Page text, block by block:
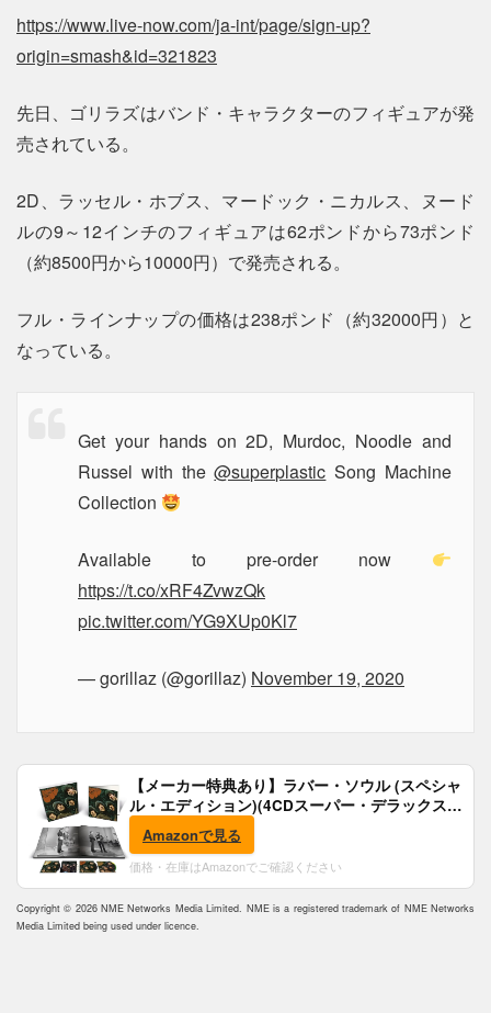
https://www.live-now.com/ja-int/page/sign-up?
origin=smash&id=321823
先日、ゴリラズはバンド・キャラクターのフィギュアが発
売されている。
2D、ラッセル・ホブス、マードック・ニカルス、ヌード
ルの9～12インチのフィギュアは62ポンドから73ポンド
（約8500円から10000円）で発売される。
フル・ラインナップの価格は238ポンド（約32000円）と
なっている。
Get your hands on 2D, Murdoc, Noodle and
Russel with the@superplastic Song Machine
Collection
Available to pre-order now
https://t.co/xRF4ZvwzQk
pic.twitter.com/YG9XUp0Kl7
— gorillaz (@gorillaz) November 19, 2020
【メーカー特典あり】ラバー・ソウル (スペシャ
ル・エディション)(4CDスーパー・デラックス)
(完全生産限定盤)(SHM-CD)(特典:B2ポスター付)
Amazonで見る
価格・在庫はAmazonでご確認ください
Copyright © 2026 NME Networks Media Limited. NME is a registered trademark of NME Networks
Media Limited being used under licence.